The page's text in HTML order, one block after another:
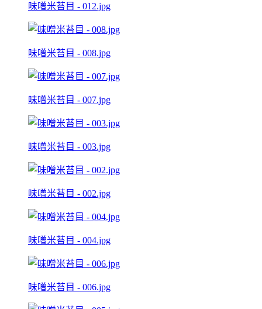
味噌米苔目 - 012.jpg
味噌米苔目 - 008.jpg
味噌米苔目 - 007.jpg
味噌米苔目 - 003.jpg
味噌米苔目 - 002.jpg
味噌米苔目 - 004.jpg
味噌米苔目 - 006.jpg